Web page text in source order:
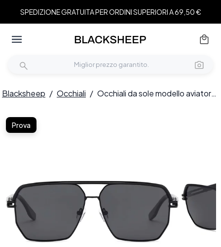
SPEDIZIONE GRATUITA PER ORDINI SUPERIORI A 69,50 €
Blacksheep / Occhiali / Occhiali da sole modello aviatore in metallo nero #BS2503-0059
Prova